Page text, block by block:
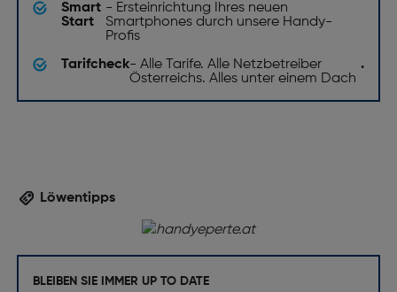
Smart
Start
- Ersteinrichtung Ihres neuen
Smartphones durch unsere Handy-
Profis
Tarifcheck- Alle Tarife. Alle Netzbetreiber
Österreichs. Alles unter einem Dach
.
Löwentipps
BLEIBEN SIE IMMER UP TO DATE